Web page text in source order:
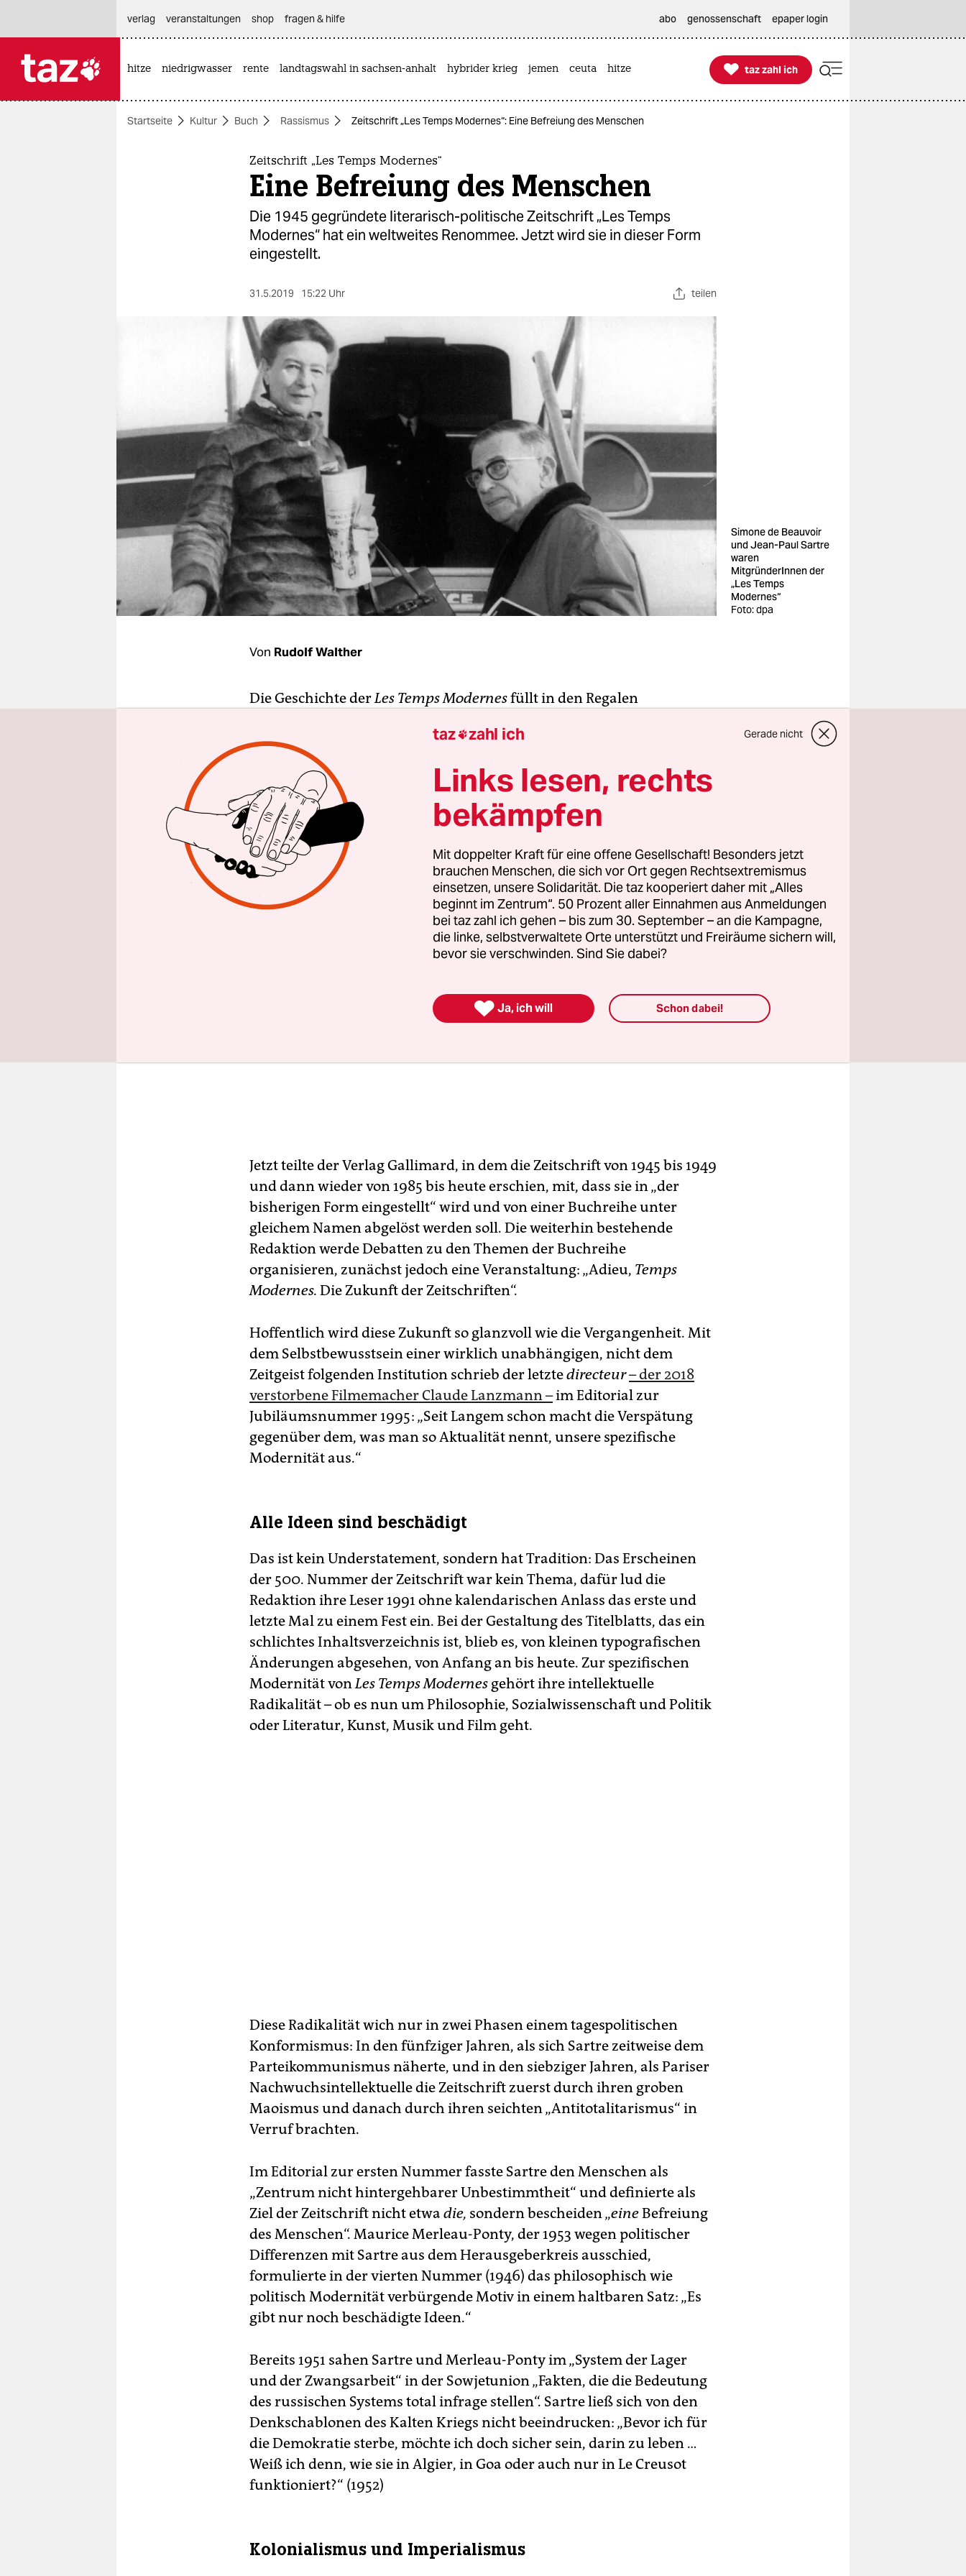
themen
veranstaltungen
fragen & hilfe
unterstützen
abo
genossenschaft
verlag
veranstaltungen shop fragen & hilfe abo genossenschaft epaper login
hitze niedrigwasser rente landtagswahl in sachsen-anhalt hybrider krieg jemen ceuta hitze 
taz zahl ich
taz zahl ich
Startseite Kultur Buch Rassismus Zeitschrift „Les Temps Modernes“: Eine Befreiung des Menschen
Zeitschrift „Les Temps Modernes“
Eine Befreiung des Menschen
Die 1945 gegründete literarisch-politische Zeitschrift „Les Temps
Modernes“ hat ein weltweites Renommee. Jetzt wird sie in dieser Form
eingestellt.
31.5.2019 15:22 Uhr teilen
Simone de Beauvoir
und Jean-Paul Sartre
waren
MitgründerInnen der
„Les Temps
Modernes“
Foto: dpa
Von Rudolf Walther
Die Geschichte derLes Temps Mo­dernesfüllt in den Regalen
Geht sie nun zu Ende?
Die so bedeutende wie einflussreiche Zeitschrift wurde im Oktober
1945 gegründet, von solchen Intellektuellen wie Jean-Paul Sartre,
Simone de Beauvoir, Raymond Aron, Maurice Merleau-Ponty, Michel
Leiris, Jean Paulhan und Albert Ollivier. Der Titel war eine Hommage
an den gleichnamigen Film von Charlie Chaplin.
Jetzt teilte der Verlag Gallimard, in dem die Zeitschrift von 1945 bis 1949
und dann wieder von 1985 bis heute erschien, mit, dass sie in „der
bisherigen Form eingestellt“ wird und von einer Buchreihe unter
gleichem Namen abgelöst werden soll. Die weiterhin bestehende
Redaktion werde Debatten zu den Themen der Buchreihe
organisieren, zunächst jedoch eine Veranstaltung: „Adieu, Temps
Modernes. Die Zukunft der Zeitschriften“.
Hoffentlich wird diese Zukunft so glanzvoll wie die Vergangenheit. Mit
dem Selbstbewusstsein einer wirklich unabhängigen, nicht dem
Zeitgeist folgenden Institution schrieb der letztedirecteur– der 2018
verstorbene Filme­macher Claude Lanzmann –im Edito­rial zur
Jubiläumsnummer 1995: „Seit Langem schon macht die Verspätung
gegenüber dem, was man so Aktualität nennt, unsere spezifische
Modernität aus.“
Alle Ideen sind beschädigt
Das ist kein Understatement, son­dern hat Tradition: Das Erscheinen
der 500. Nummer der Zeitschrift war kein Thema, dafür lud die
Redaktion ihre Leser 1991 ohne kalendarischen Anlass das erste und
letzte Mal zu einem Fest ein. Bei der Gestaltung des Titel­blatts, das ein
schlichtes Inhaltsverzeichnis ist, blieb es, von kleinen typografi­schen
Änderungen abgesehen, von Anfang an bis heute. Zur spezifischen
Modernität vonLes Temps Modernes gehört ihre intellek­tuelle
Radikalität – ob es nun um Philoso­phie, Sozialwissenschaft und Politik
oder Literatur, Kunst, Musik und Film geht.
Diese Radikalität wich nur in zwei Pha­sen einem tagespolitischen
Konformis­mus: In den fünfziger Jahren, als sich Sartre zeitweise dem
Parteikom­munismus näherte, und in den siebziger Jahren, als Pariser
Nachwuchsintellektu­elle die Zeitschrift zuerst durch ihren groben
Maoismus und danach durch ihren seich­ten „Antitotalitarismus“ in
Verruf brachten.
Im Editorial zur ersten Nummer fasste Sartre den Menschen als
„Zentrum nicht hintergehbarer Unbestimmtheit“ und de­finierte als
Ziel der Zeitschrift nicht etwa die, sondern bescheiden „eineBefreiung
des Menschen“. Maurice Merleau-Ponty, der 1953 wegen politischer
Differenzen mit Sartre aus dem Herausgeberkreis ausschied,
formulierte in der vierten Nummer (1946) das philosophisch wie
politisch Modernität verbürgende Motiv in einem haltbaren Satz: „Es
gibt nur noch beschädigte Ideen.“
Bereits 1951 sahen Sartre und Merleau-Ponty im „System der Lager
und der Zwangsarbeit“ in der Sowjetunion „Fakten, die die Bedeutung
des russi­schen Systems total infrage stellen“. Sartre ließ sich von den
Denkschablonen des Kalten Kriegs nicht beeindrucken: „Bevor ich für
die Demokratie sterbe, möchte ich doch sicher sein, darin zu leben …
Weiß ich denn, wie sie in Algier, in Goa oder auch nur in Le Creusot
funk­tioniert?“ (1952)
Kolonialismus und Imperialismus
taz zahl ich Gerade nicht
Links lesen, rechts
bekämpfen
Mit doppelter Kraft für eine offene Gesellschaft! Besonders jetzt
brauchen Menschen, die sich vor Ort gegen Rechtsextremismus
einsetzen, unsere Solidarität. Die taz kooperiert daher mit „Alles
beginnt im Zentrum“. 50 Prozent aller Einnahmen aus Anmeldungen
bei taz zahl ich gehen – bis zum 30. September – an die Kampagne,
die linke, selbstverwaltete Orte unterstützt und Freiräume sichern will,
bevor sie verschwinden. Sind Sie dabei?
 Ja, ich will Schon dabei!